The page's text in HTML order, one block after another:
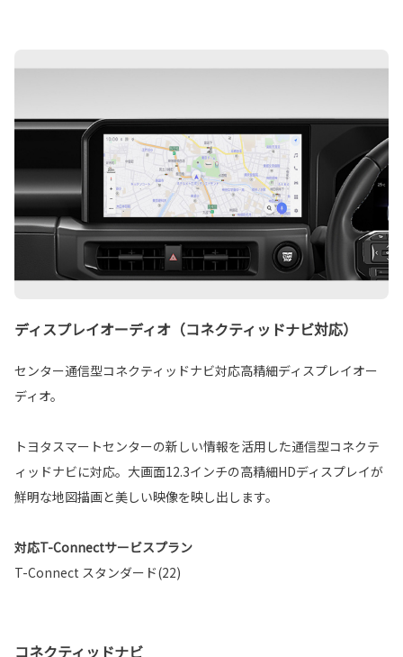
ディスプレイオーディオ（コネクティッドナビ対応）
センター通信型コネクティッドナビ対応高精細ディスプレイオー
ディオ。
トヨタスマートセンターの新しい情報を活用した通信型コネクテ
ィッドナビに対応。大画面12.3インチの高精細HDディスプレイが
鮮明な地図描画と美しい映像を映し出します。
対応T-Connectサービスプラン
T-Connect スタンダード(22)
コネクティッドナビ